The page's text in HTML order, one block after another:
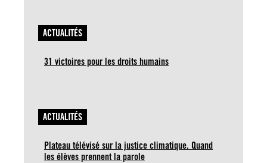
ACTUALITÉS
31 victoires pour les droits humains
ACTUALITÉS
Plateau télévisé sur la justice climatique. Quand
les élèves prennent la parole